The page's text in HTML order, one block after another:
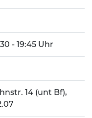
- 19:45 Uhr
14 (unt Bf),